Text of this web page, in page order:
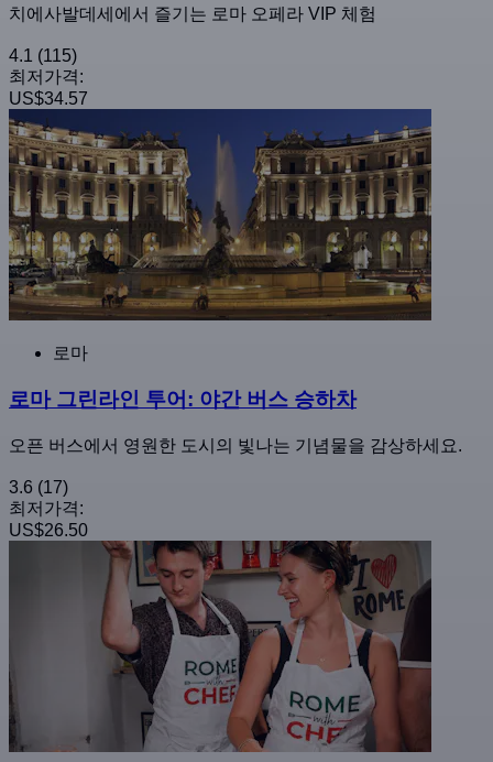
치에사발데세에서 즐기는 로마 오페라 VIP 체험
4.1 (115)
최저가격:
US$34.57
로마
로마 그린라인 투어: 야간 버스 승하차
오픈 버스에서 영원한 도시의 빛나는 기념물을 감상하세요.
3.6 (17)
최저가격:
US$26.50